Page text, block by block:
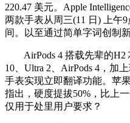
220.47 美元。Apple
两款手表从周三(11 日) 上午
间。以至通过简单字词创制
AirPods 4 搭载先辈的H2
10、Ultra 2、AirPods 4，加
手表实现立即翻译功能。苹
指出，硬度提拔50%，比上
仅用于处里用户要求？